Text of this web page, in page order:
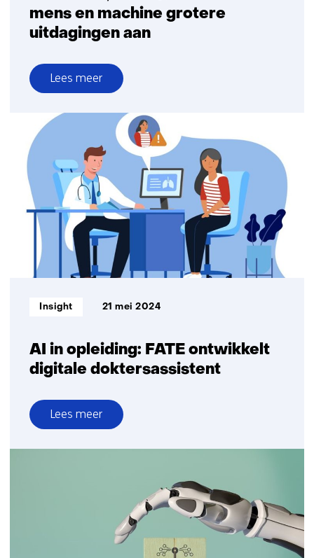
mens en machine grotere
uitdagingen aan
Lees meer
over
Human-
samen
kunnen
mens
en
machine
grotere
uitdagingen
aan
AI in opleiding: FATE ontwikkelt
digitale doktersassistent
Informatietype:
Insight 21 mei 2024
Lees meer
over
AI
doktersassistent